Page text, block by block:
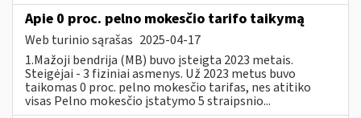
Apie 0 proc. pelno mokesčio tarifo taikymą
Web turinio sąrašas 2025-04-17
1.Mažoji bendrija (MB) buvo įsteigta 2023 metais.
Steigėjai - 3 fiziniai asmenys. Už 2023 metus buvo
taikomas 0 proc. pelno mokesčio tarifas, nes atitiko
visas Pelno mokesčio įstatymo 5 straipsnio...